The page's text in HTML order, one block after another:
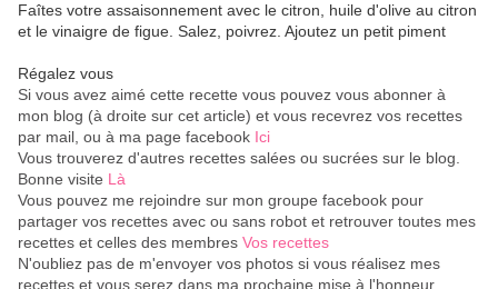
Faîtes votre assaisonnement avec le citron, huile d'olive au citron
et le vinaigre de figue. Salez, poivrez. Ajoutez un petit piment
Régalez vous
Si vous avez aimé cette recette vous pouvez vous abonner à
mon blog (à droite sur cet article) et vous recevrez vos recettes
par mail, ou à ma page facebook Ici
Vous trouverez d'autres recettes salées ou sucrées sur le blog.
Bonne visite Là
Vous pouvez me rejoindre sur mon groupe facebook pour
partager vos recettes avec ou sans robot et retrouver toutes mes
recettes et celles des membres Vos recettes
N'oubliez pas de m'envoyer vos photos si vous réalisez mes
recettes et vous serez dans ma prochaine mise à l'honneur